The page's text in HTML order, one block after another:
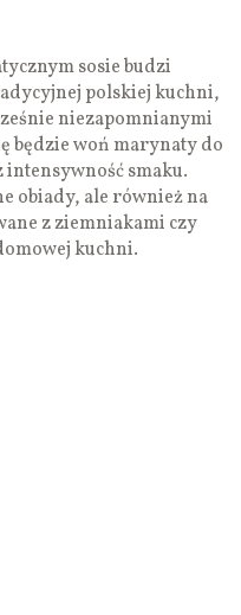
sosie budzi
polskiej kuchni,
niezapomnianymi
będzie woń marynaty do
smaku.
obiady, ale również na
z ziemniakami czy
kuchni.